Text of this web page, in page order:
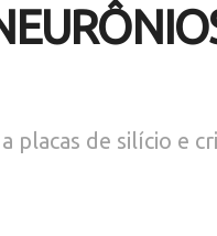
placas de silício e